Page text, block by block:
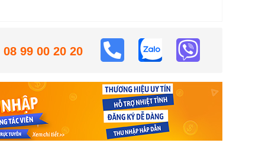
08 99 00 20 20